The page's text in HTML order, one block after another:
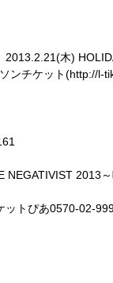
木)
チケット(http://l-
2013
トぴあ0570-02-